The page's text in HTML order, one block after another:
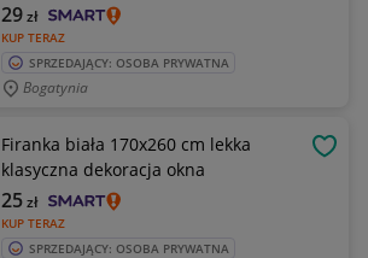
KUP TERAZ
29zł
SPRZEDAJĄCY: OSOBA PRYWATNA
Bogatynia
Firanka biała 170x260 cm lekka
klasyczna dekoracja okna
KUP TERAZ
25zł
SPRZEDAJĄCY: OSOBA PRYWATNA